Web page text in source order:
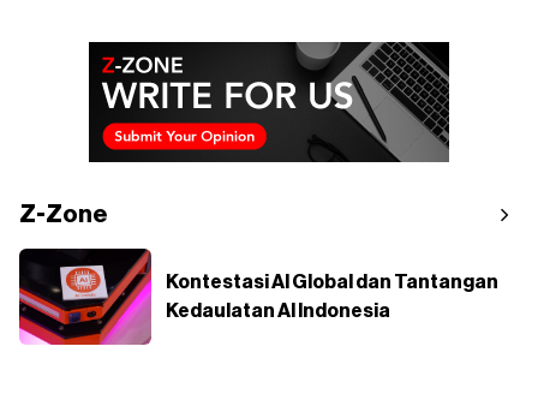
Z-Zone
Kontestasi AI Global dan Tantangan
Kedaulatan AI Indonesia